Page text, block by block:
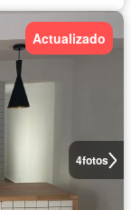
4fotos
Actualizado